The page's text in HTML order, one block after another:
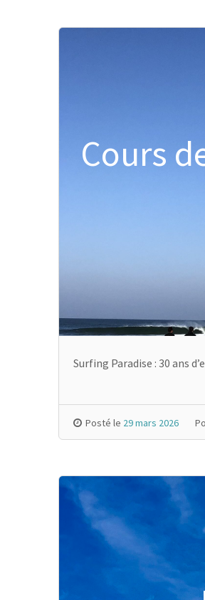
Cours
Surfing Paradise : 30 ans
Posté le 29 mars 2026